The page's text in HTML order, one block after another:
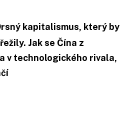
kapitalismus, který by
Jak se Čína z
v technologického rivala,